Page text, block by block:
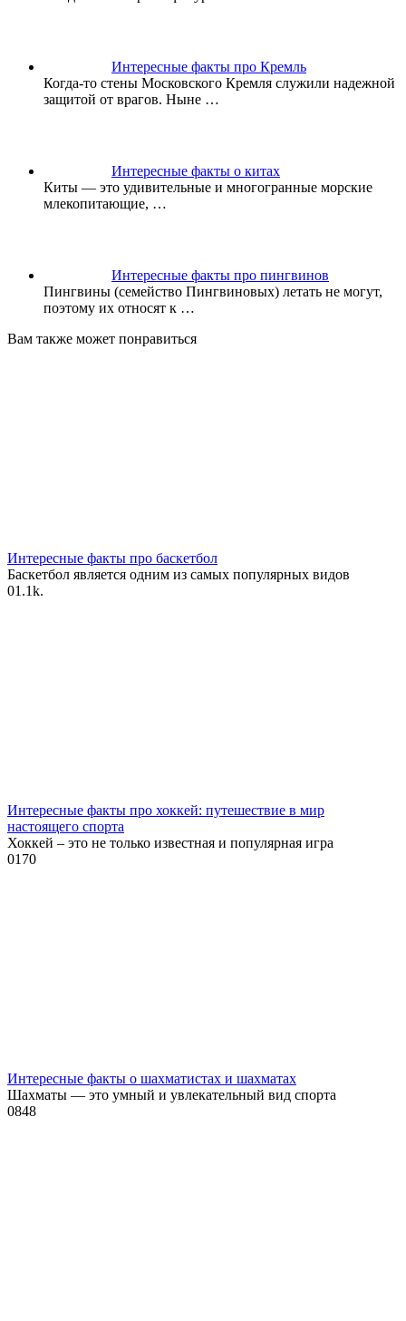
Интересные факты про Кремль
Когда-то стены Московского Кремля служили надежной
защитой от врагов. Ныне …
Интересные факты о китах
Киты — это удивительные и многогранные морские
млекопитающие, …
Интересные факты про пингвинов
Пингвины (семейство Пингвиновых) летать не могут,
поэтому их относят к …
Вам также может понравиться
Интересные факты про баскетбол
Баскетбол является одним из самых популярных видов
01.1k.
Интересные факты про хоккей: путешествие в мир
настоящего спорта
Хоккей – это не только известная и популярная игра
0170
Интересные факты о шахматистах и шахматах
Шахматы — это умный и увлекательный вид спорта
0848